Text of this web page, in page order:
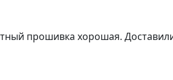
прошивка хорошая.